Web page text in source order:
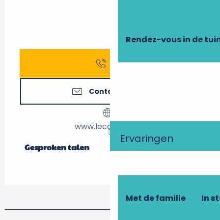
Rendez-vous in de
Ervaringen
Met de familie In
Bel
Contacteer ons
www.lecalabash.fr
Gesproken talen
Gesproken talen